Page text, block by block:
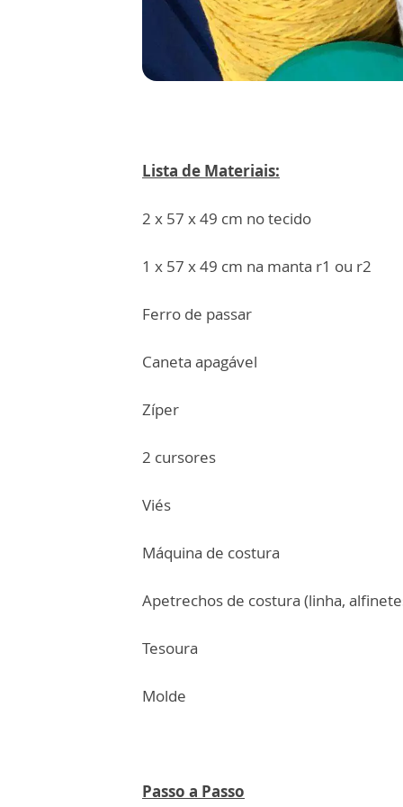
Lista de Materiais:
2 x 57 x 49 cm no tecido
1 x 57 x 49 cm na manta r1 ou r2
Ferro de passar
Caneta apagável
Zíper
2 cursores
Viés
Máquina de costura
Apetrechos de costura (linha,
Tesoura
Molde
Passo a Passo